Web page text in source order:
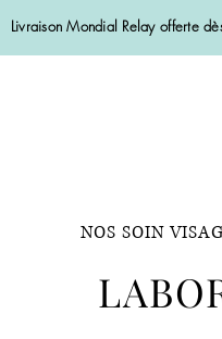
Livraison Mondial Relay offerte
NOS SOIN